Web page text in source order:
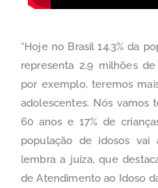
“Hoje no Brasil 14.3% da
representa 2,9 milhões
por exemplo, teremos
adolescentes. Nós vamos
60 anos e 17% de
população de idosos vai
lembra a juíza, que
de Atendimento ao Idoso